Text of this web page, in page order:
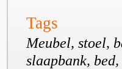
Tags
Meubel, stoel,
slaapbank,